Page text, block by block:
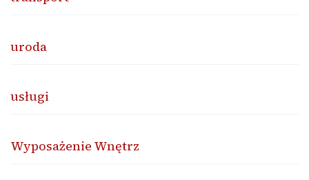
uroda
usługi
Wyposażenie Wnętrz